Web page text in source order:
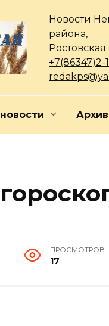
Новости
района,
Ростовская
+7(86347)2-
Архив
ПРОСМОТРОВ
17